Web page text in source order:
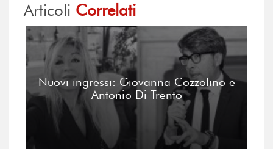
Articoli Correlati
Nuovi ingressi: Giovanna Cozzolino e
Antonio Di Trento